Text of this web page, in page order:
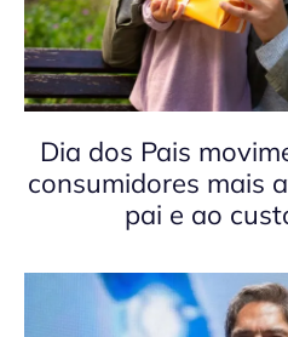
Dia dos Pais
consumidores mais
pai e ao